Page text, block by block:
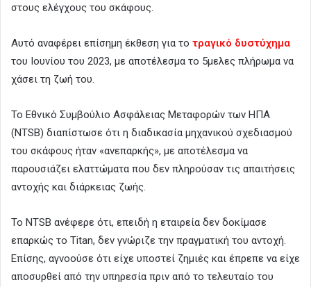
στους ελέγχους του σκάφους.
Αυτό αναφέρει επίσημη έκθεση για το τραγικό δυστύχημα
του Ιουνίου του 2023, με αποτέλεσμα το 5μελες πλήρωμα να
χάσει τη ζωή του.
Το Εθνικό Συμβούλιο Ασφάλειας Μεταφορών των ΗΠΑ
(NTSB) διαπίστωσε ότι η διαδικασία μηχανικού σχεδιασμού
του σκάφους ήταν «ανεπαρκής», με αποτέλεσμα να
παρουσιάζει ελαττώματα που δεν πληρούσαν τις απαιτήσεις
αντοχής και διάρκειας ζωής.
Το NTSB ανέφερε ότι, επειδή η εταιρεία δεν δοκίμασε
επαρκώς το Titan, δεν γνώριζε την πραγματική του αντοχή.
Επίσης, αγνοούσε ότι είχε υποστεί ζημιές και έπρεπε να είχε
αποσυρθεί από την υπηρεσία πριν από το τελευταίο του